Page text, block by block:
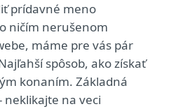
prídavné meno
ničím nerušenom
máme pre vás pár
spôsob, ako získať
konaním. Základná
neklikajte na veci